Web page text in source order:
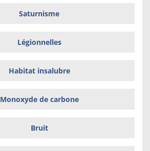
Saturnisme
Légionnelles
Habitat insalubre
Monoxyde de carbone
Bruit